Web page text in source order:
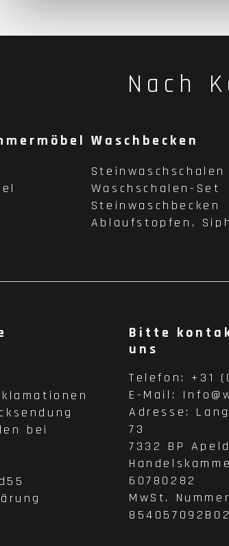
Nach
Waschbecken
Steinwaschschalen
Waschschalen-Set
Steinwaschbecken
Ablaufstopfen,
bei
Bitte
uns
Telefon: +31
E-Mail:
Adresse:
73
7332 BP
60780282
MwSt.
854057092B02